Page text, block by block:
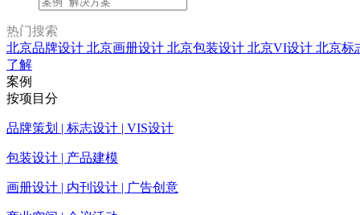
热门搜索
北京品牌设计 北京画册设计 北京包装设计 北京VI设计 北京标
了解
案例
按项目分
品牌策划 | 标志设计 | VIS设计
包装设计 | 产品建模
画册设计 | 内刊设计 | 广告创意